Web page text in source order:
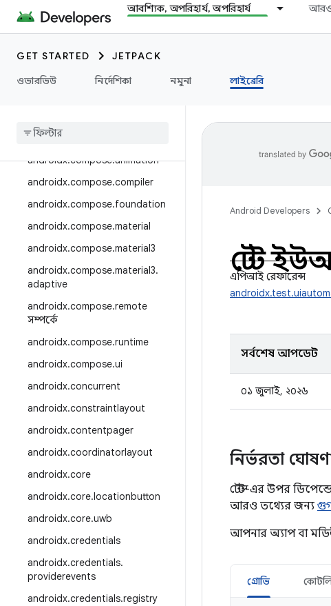
আবশ্যিক, অপরিহার্য, অপরিহার্য আরও
GET STARTED
JETPACK
ওভারভিউ
নির্দেশিকা নমুনা লাইব্রেরি
androidx.camera.media3
androidx.camera.viewfinder
androidx.car
androidx
androidx.compose.animation
androidx.compose.compiler
androidx.compose.foundation
androidx.compose.material
androidx.compose.material3
androidx.compose.material3.
adaptive
androidx.compose.remote
সম্পর্কে
androidx.compose.runtime
androidx.compose.ui
androidx.concurrent
androidx.constraintlayout
androidx.contentpager
androidx.coordinatorlayout
androidx.core
androidx.core.locationbutton
androidx.core.uwb
androidx.credentials
androidx.credentials.
providerevents
androidx.credentials.registry
Android Developers
টেস্ট
এপিআই রেফারেন্স
সর্বশেষ আপডেট
০১ জুলাই, ২০২৬
নির্ভরতা
টেস্ট-এর উপর
আরও তথ্যের জন্য
আপনার অ্যাপ বা
গ্রোভি